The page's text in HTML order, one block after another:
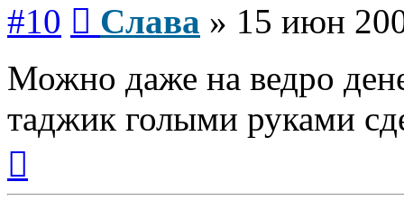
#10 Слава » 15 июн
Можно даже на ведро
таджик голыми руками
началу